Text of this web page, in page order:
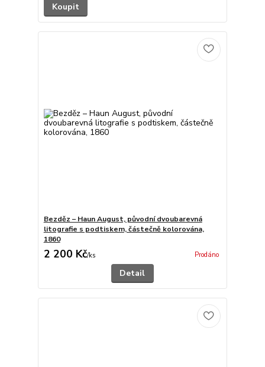
Koupit
Bezděz – Haun August, původní dvoubarevná
litografie s podtiskem, částečně kolorována,
1860
2 200 Kč/ks Prodáno
Detail